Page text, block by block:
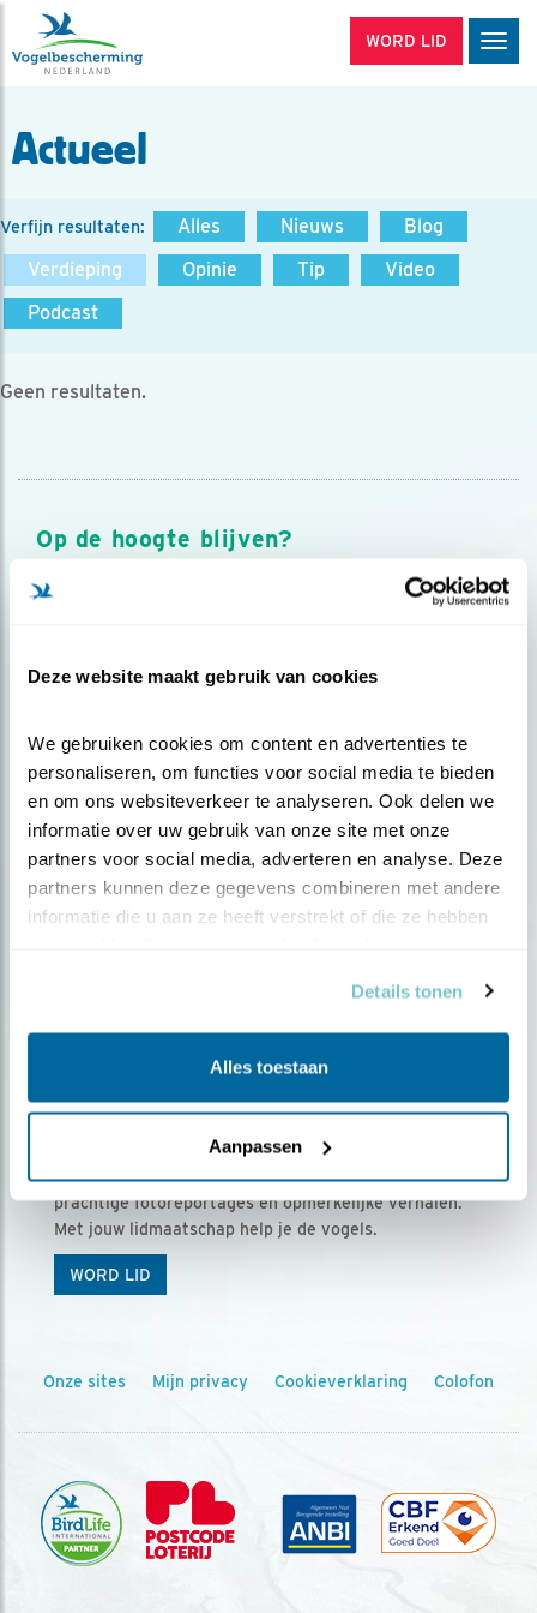
Deze website maakt gebruik van cookies
We gebruiken cookies om content en advertenties te
personaliseren, om functies voor social media te bieden
en om ons websiteverkeer te analyseren. Ook delen we
informatie over uw gebruik van onze site met onze
partners voor social media, adverteren en analyse. Deze
partners kunnen deze gegevens combineren met andere
informatie die u aan ze heeft verstrekt of die ze hebben
Details tonen
Alles toestaan
Aanpassen
WORD LID
Actueel
Verfijn resultaten: Alles Nieuws
Blog
Verdieping
Opinie Tip
Video
Podcast
Geen resultaten.
Op de hoogte blijven?
Meld je aan en ontvang nieuws, inspiratie, acties en tips
over vogels en activiteiten van Vogelbescherming.
Ontvang 5 x Vogels voor € 36,00 per jaar
Vogels is het tijdschrift voor onze leden, met
prachtige fotoreportages en opmerkelijke verhalen.
Met jouw lidmaatschap help je de vogels.
WORD LID
Onze sites Mijn privacy Cookieverklaring Colofon